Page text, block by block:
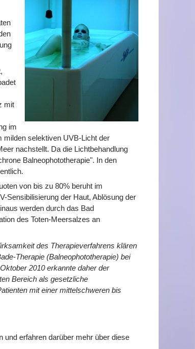
mit
im
milden selektiven UVB-Licht der
nachstellt. Da die Lichtbehandlung
Balneophototherapie". In den
von bis zu 80% beruht im
Sensibilisierung der Haut, Ablösung der
werden durch das Bad
des Toten-Meersalzes an
des Therapieverfahrens klären
Therapie (Balneophototherapie) bei
2010 erkannte daher der
Bereich als gesetzliche
mit einer mittelschweren bis
und erfahren darüber mehr über diese